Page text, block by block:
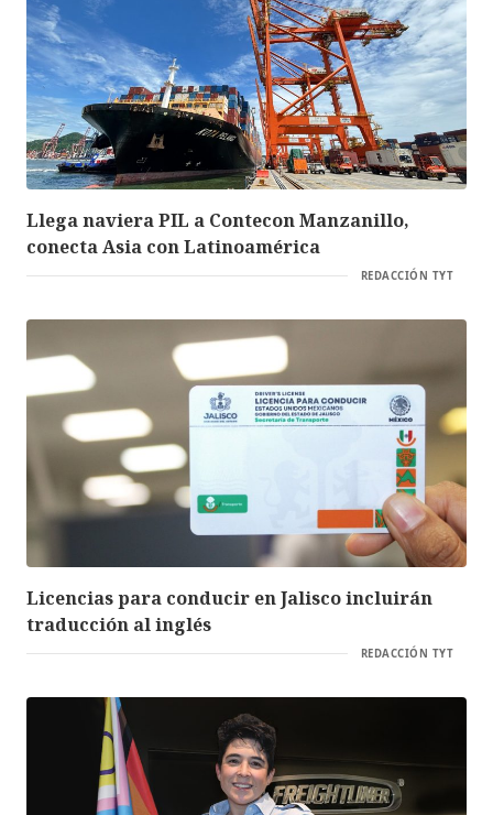
Llega naviera PIL a Contecon Manzanillo,
conecta Asia con Latinoamérica
REDACCIÓN TYT
Licencias para conducir en Jalisco incluirán
traducción al inglés
REDACCIÓN TYT